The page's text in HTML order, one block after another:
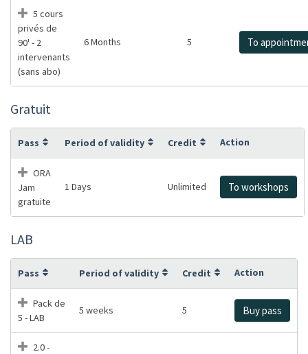
5 cours
privés de
90' - 2
intervenants
(sans abo)
6 Months 5 To
Gratuit
Pass Period of validity Credit Action
ORA
Jam
gratuite
1 Days Unlimited To workshops
LAB
Pass Period of validity Credit Action
Pack de
5 - LAB
5 weeks 5 Buy pass
2.0 -